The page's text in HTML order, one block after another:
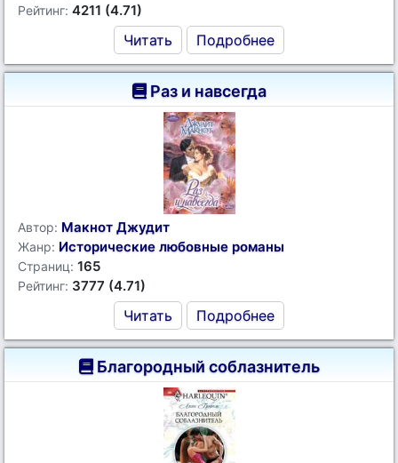
Рейтинг: 4211 (4.71)
Читать Подробнее
Раз и навсегда
Автор: Макнот Джудит
Жанр: Исторические любовные романы
Страниц: 165
Рейтинг: 3777 (4.71)
Читать Подробнее
Благородный соблазнитель